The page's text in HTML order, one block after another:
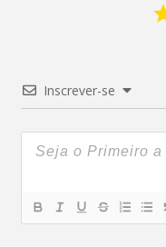
Inscrever-se